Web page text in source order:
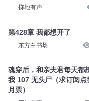
掷地有声
第428章 我都想开了
东方白书场
魂穿后，和亲夫君每天都
我 107 无头尸（求订阅点
月票）